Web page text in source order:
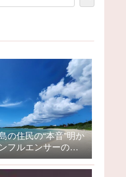
住民の“本音”明か
フルエンサーの島
って」